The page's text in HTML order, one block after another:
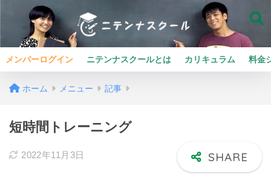
メンバーログイン ニテンナスクールとは カリキュラム 料金
ホーム メニュー 記事
短時間トレーニング
2022年11月3日